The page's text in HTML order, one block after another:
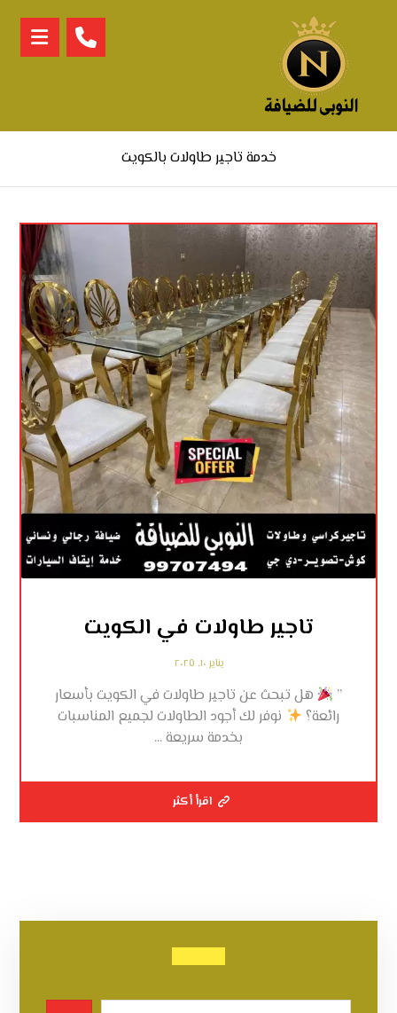
خدمة تاجير طاولات بالكويت
تاجير طاولات في الكويت
يناير ١٠, ٢٠٢٥
”
هل تبحث عن تاجير طاولات في الكويت بأسعار
رائعة؟
نوفر لك أجود الطاولات لجميع المناسبات
بخدمة سريعة ...
اقرأ أكثر